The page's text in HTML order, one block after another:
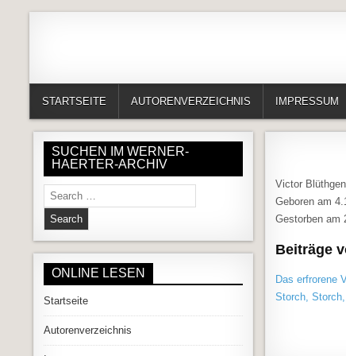
STARTSEITE AUTORENVERZEICHNIS IMPRESSUM
Victor
Geboren am
Gestorben am
Beiträge
Das erfrorene
Storch,
SUCHEN IM WERNER-
HAERTER-ARCHIV
Search for:
ONLINE LESEN
Startseite
Autorenverzeichnis